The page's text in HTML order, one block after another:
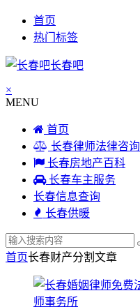
首页
热门标签
长春吧
×
MENU
首页
长春律师法律咨询
长春房地产百科
长春车主服务
长春信息查询
长春供暖
首页长春财产分割 文章